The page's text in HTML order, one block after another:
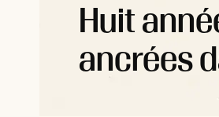
Huit
ancrées